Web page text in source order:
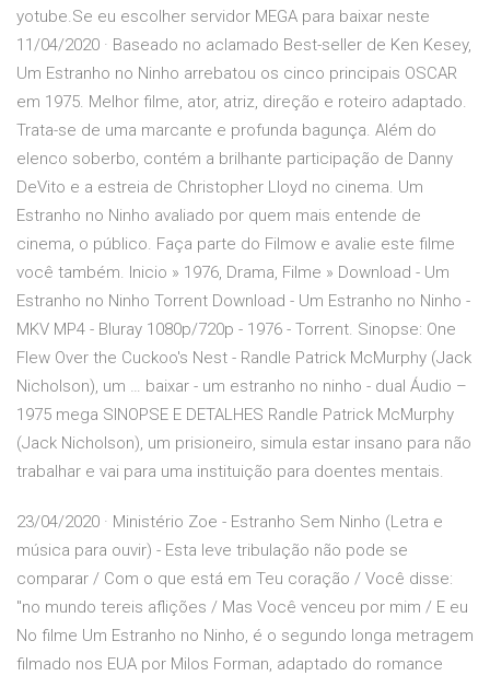
yotube.Se eu escolher servidor MEGA para baixar neste
11/04/2020 · Baseado no aclamado Best-seller de Ken Kesey,
Um Estranho no Ninho arrebatou os cinco principais OSCAR
em 1975. Melhor filme, ator, atriz, direção e roteiro adaptado.
Trata-se de uma marcante e profunda bagunça. Além do
elenco soberbo, contém a brilhante participação de Danny
DeVito e a estreia de Christopher Lloyd no cinema. Um
Estranho no Ninho avaliado por quem mais entende de
cinema, o público. Faça parte do Filmow e avalie este filme
você também. Inicio » 1976, Drama, Filme » Download - Um
Estranho no Ninho Torrent Download - Um Estranho no Ninho -
MKV MP4 - Bluray 1080p/720p - 1976 - Torrent. Sinopse: One
Flew Over the Cuckoo's Nest - Randle Patrick McMurphy (Jack
Nicholson), um … baixar - um estranho no ninho - dual Áudio –
1975 mega SINOPSE E DETALHES Randle Patrick McMurphy
(Jack Nicholson), um prisioneiro, simula estar insano para não
trabalhar e vai para uma instituição para doentes mentais.
23/04/2020 · Ministério Zoe - Estranho Sem Ninho (Letra e
música para ouvir) - Esta leve tribulação não pode se
comparar / Com o que está em Teu coração / Você disse:
"no mundo tereis aflições / Mas Você venceu por mim / E eu
No filme Um Estranho no Ninho, é o segundo longa metragem
filmado nos EUA por Milos Forman, adaptado do romance